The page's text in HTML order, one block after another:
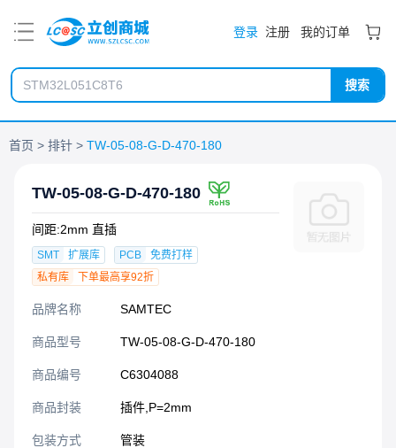
登录 注册 我的订单
搜索
首页 排针 TW-05-08-G-D-470-180
TW-05-08-G-D-470-180
间距:2mm 直插
SMT 扩展库 PCB
免费打样
私有库
下单最高享92折
品牌名称 SAMTEC
商品型号 TW-05-08-G-D-470-180
商品编号 C6304088
商品封装 插件,P=2mm​
包装方式 管装